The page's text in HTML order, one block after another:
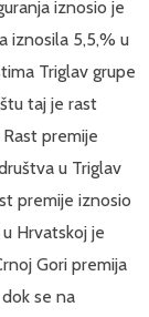
iznosio je
iznosila 5,5,% u
Triglav grupe
taj je rast
premije
u Triglav
premije iznosio
Hrvatskoj je
Gori premija
se na